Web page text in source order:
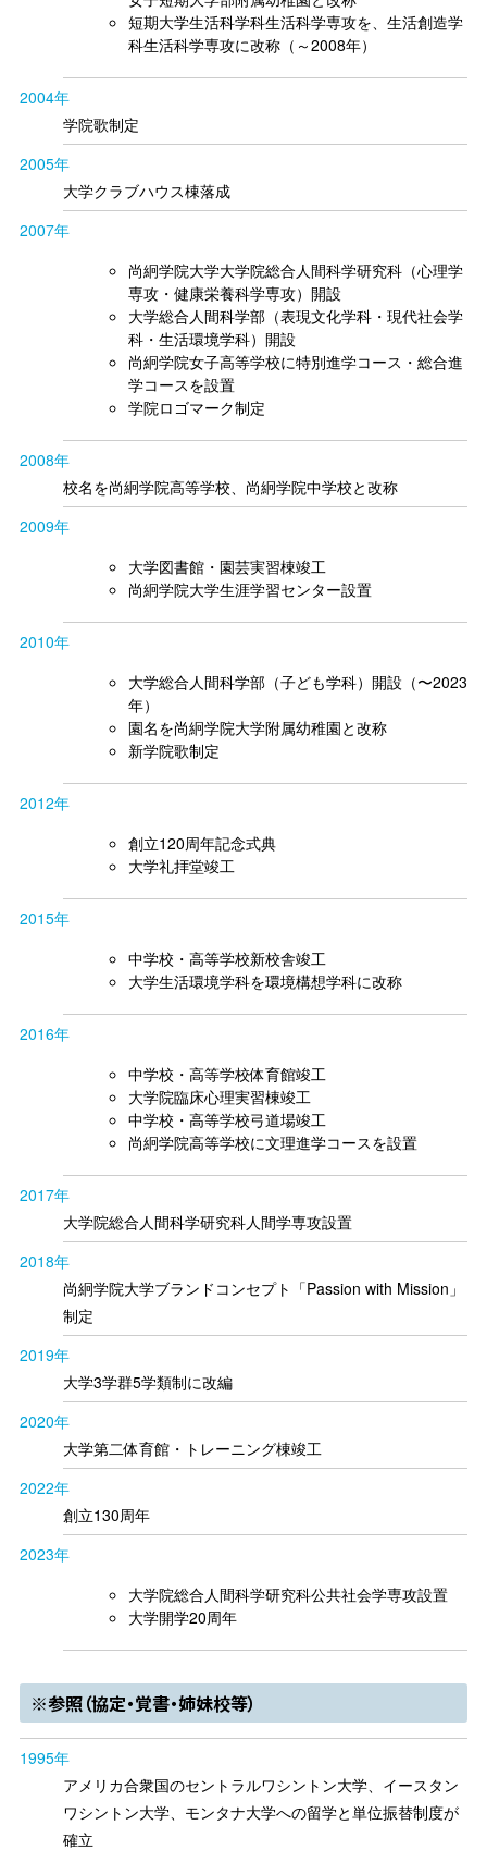
短期大学生活科学科生活科学専攻を、生活創造学
科生活科学専攻に改称（～2008年）
2004年
学院歌制定
2005年
大学クラブハウス棟落成
2007年
尚絅学院大学大学院総合人間科学研究科（心理学
専攻・健康栄養科学専攻）開設
大学総合人間科学部（表現文化学科・現代社会学
科・生活環境学科）開設
尚絅学院女子高等学校に特別進学コース・総合進
学コースを設置
学院ロゴマーク制定
2008年
校名を尚絅学院高等学校、尚絅学院中学校と改称
2009年
大学図書館・園芸実習棟竣工
尚絅学院大学生涯学習センター設置
2010年
大学総合人間科学部（子ども学科）開設（〜2023
年）
園名を尚絅学院大学附属幼稚園と改称
新学院歌制定
2012年
創立120周年記念式典
大学礼拝堂竣工
2015年
中学校・高等学校新校舎竣工
大学生活環境学科を環境構想学科に改称
2016年
中学校・高等学校体育館竣工
大学院臨床心理実習棟竣工
中学校・高等学校弓道場竣工
尚絅学院高等学校に文理進学コースを設置
2017年
大学院総合人間科学研究科人間学専攻設置
2018年
尚絅学院大学ブランドコンセプト「Passion with Mission」
制定
2019年
大学3学群5学類制に改編
2020年
大学第二体育館・トレーニング棟竣工
2022年
創立130周年
2023年
大学院総合人間科学研究科公共社会学専攻設置
大学開学20周年
※参照（協定・覚書・姉妹校等）
1995年
アメリカ合衆国のセントラルワシントン大学、イースタン
ワシントン大学、モンタナ大学への留学と単位振替制度が
確立